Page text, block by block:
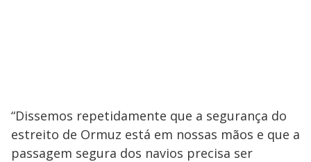
“Dissemos repetidamente que a segurança do
estreito de Ormuz está em nossas mãos e que a
passagem segura dos navios precisa ser